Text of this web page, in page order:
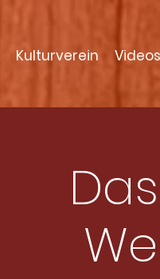
Kulturverein Videos